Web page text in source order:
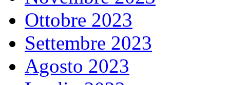
Ottobre 2023
Settembre 2023
Agosto 2023